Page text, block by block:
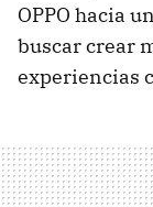
OPPO hacia
buscar crear
experiencias